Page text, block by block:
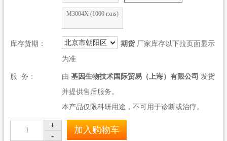
M3004X (1000 rxns)
库存货期： 北京市朝阳区 期货厂家库存以下拉页面显示
为准
服 务： 由 基因生物技术国际贸易（上海）有限公司 发货
并提供售后服务。
本产品仅限科研用途，不可用于诊断或治疗。
1
+
-
加入购物车